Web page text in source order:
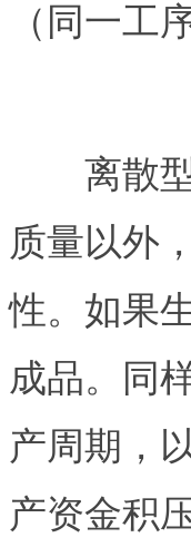
（同一工
离散型
质量以外
性。如果
成品。同
产周期，
产资金积